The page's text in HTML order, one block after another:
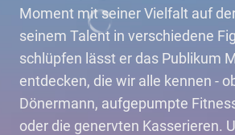
Moment mit seiner Vielfalt auf
seinem Talent in verschiedene
schlüpfen lässt er das Publikum
entdecken, die wir alle kennen -
Dönermann, aufgepumpte
oder die genervten Kasserieren.